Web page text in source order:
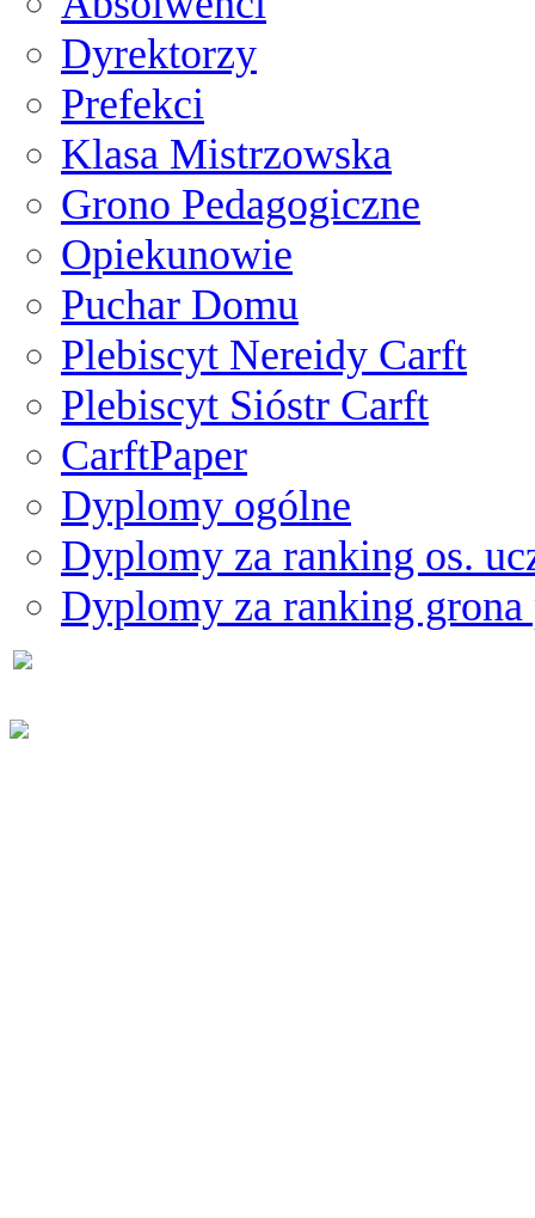
Dyrektorzy
Prefekci
Klasa Mistrzowska
Grono Pedagogiczne
Opiekunowie
Puchar Domu
Plebiscyt Nereidy Carft
Plebiscyt Sióstr Carft
CarftPaper
Dyplomy ogólne
Dyplomy za ranking os.
Dyplomy za ranking grona